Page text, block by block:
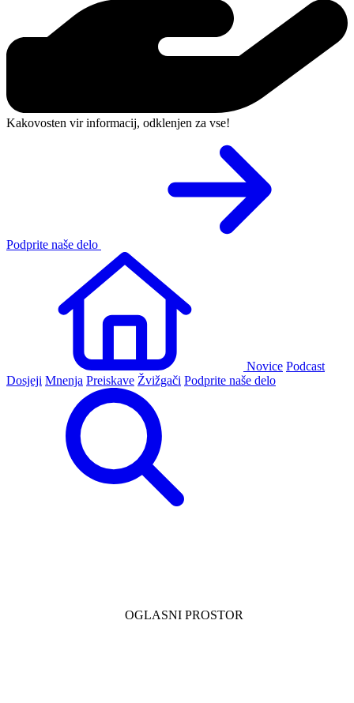
Kakovosten vir informacij, odklenjen za vse!
Podprite naše delo
Novice Podcast
Dosjeji Mnenja Preiskave Žvižgači Podprite naše delo